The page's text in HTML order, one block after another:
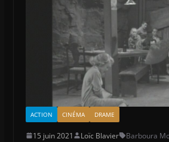
ACTION CINÉMA DRAME
15 juin 2021 Loïc Blavier Barboura